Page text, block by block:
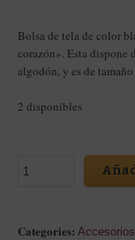
Bolsa de tela de color
corazón». Esta dispone
algodón, y es de
2 disponibles
Categories: Accesorios